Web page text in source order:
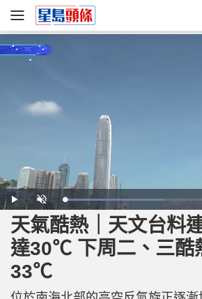
P
l
a
y
U
n
m
u
t
L
o
a
d
e
6
5
天氣酷熱｜天文台料
達30℃ 下周二、三酷
33℃